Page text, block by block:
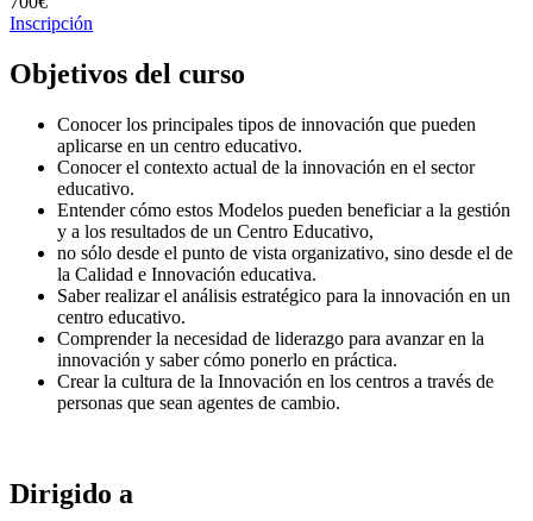
Inscripción
Objetivos del curso
Conocer los principales tipos de innovación que pueden
aplicarse en un centro educativo.
Conocer el contexto actual de la innovación en el sector
educativo.
Entender cómo estos Modelos pueden beneficiar a la gestión
y a los resultados de un Centro Educativo,
no sólo desde el punto de vista organizativo, sino desde el de
la Calidad e Innovación educativa.
Saber realizar el análisis estratégico para la innovación en un
centro educativo.
Comprender la necesidad de liderazgo para avanzar en la
innovación y saber cómo ponerlo en práctica.
Crear la cultura de la Innovación en los centros a través de
personas que sean agentes de cambio.
Dirigido a